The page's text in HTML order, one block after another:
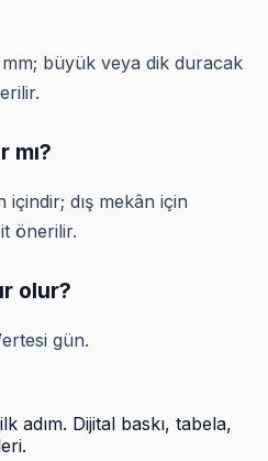
büyük veya dik duracak
mı?
dış mekân için
önerilir.
olur?
gün.
adım. Dijital baskı, tabela,